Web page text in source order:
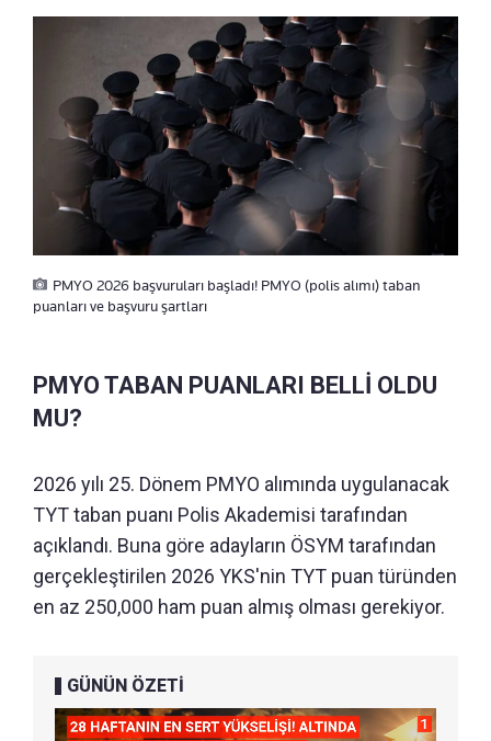
PMYO 2026 başvuruları başladı! PMYO (polis alımı) taban
puanları ve başvuru şartları
PMYO TABAN PUANLARI BELLİ OLDU
MU?
2026 yılı 25. Dönem PMYO alımında uygulanacak
TYT taban puanı Polis Akademisi tarafından
açıklandı. Buna göre adayların ÖSYM tarafından
gerçekleştirilen 2026 YKS'nin TYT puan türünden
en az 250,000 ham puan almış olması gerekiyor.
GÜNÜN ÖZETİ